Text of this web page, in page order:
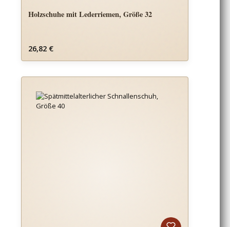
Holzschuhe mit Lederriemen, Größe 32
Regulärer Preis:
26,82 €